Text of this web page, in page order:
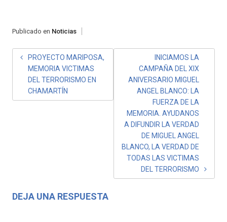
Publicado en Noticias
NAVEGACIÓN
ENTRADAS
PROYECTO MARIPOSA,
MEMORIA VICTIMAS
DEL TERRORISMO EN
CHAMARTÍN
INICIAMOS LA
CAMPAÑA DEL XIX
ANIVERSARIO MIGUEL
ANGEL BLANCO: LA
FUERZA DE LA
MEMORIA. AYUDANOS
A DIFUNDIR LA VERDAD
DE MIGUEL ANGEL
BLANCO, LA VERDAD DE
TODAS LAS VICTIMAS
DEL TERRORISMO
DEJA UNA RESPUESTA